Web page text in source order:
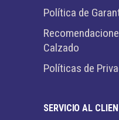
Política de
Calzado
Políticas de
SERVICIO AL